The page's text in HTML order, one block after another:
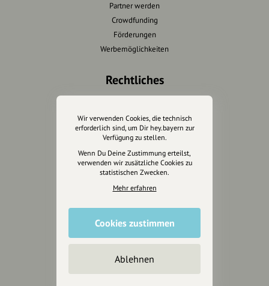
Partner werden
Crowdfunding
Förderungen
Werbemöglichkeiten
Rechtliches
Datenschutz
AGB
Cookies zurücksetzen
Presse
Presseanfragen
Presseberichte
Wir unterstützen Euch
Wir verwenden Cookies, die technisch
erforderlich sind, um Dir hey.bayern zur
Verfügung zu stellen.
Wenn Du Deine Zustimmung erteilst,
verwenden wir zusätzliche Cookies zu
statistischen Zwecken.
Mehr erfahren
Cookies zustimmen
Ablehnen